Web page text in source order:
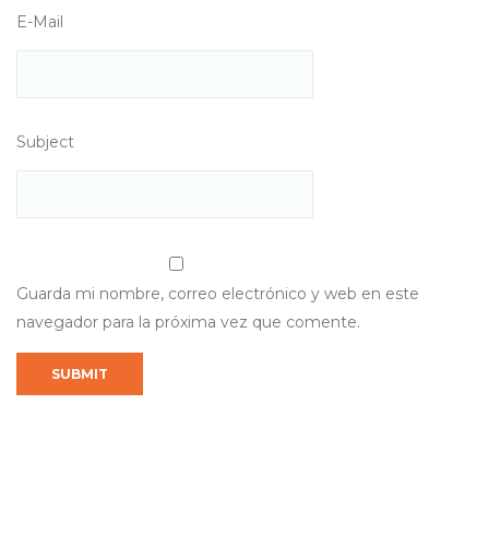
E-Mail
Subject
Guarda mi nombre, correo electrónico y web en este
navegador para la próxima vez que comente.